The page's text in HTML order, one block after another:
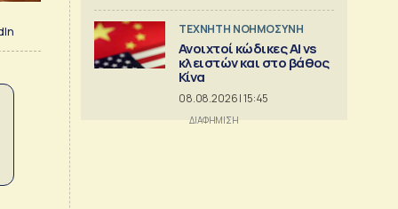
TΕΧΝΗΤΗ ΝΟΗΜΟΣΥΝΗ
Ανοιχτοί κώδικες AI vs
κλειστών και στο βάθος
Κίνα
08.08.2026 | 15:45